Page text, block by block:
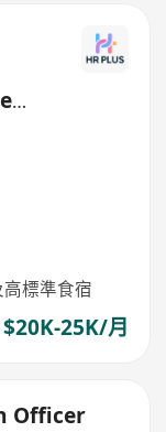
標準食宿
$20K-25K/月
Officer